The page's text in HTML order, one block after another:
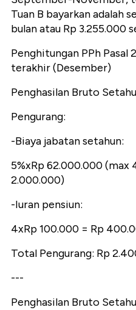
Tuan B bayarkan adalah
bulan atau Rp 3.255.000
Penghitungan PPh Pasal
terakhir (Desember)
Penghasilan Bruto
Pengurang:
-Biaya jabatan setahun:
5%xRp 62.000.000 (max
2.000.000)
-Iuran pensiun:
4xRp 100.000 = Rp
Total Pengurang: Rp
---
Penghasilan Bruto